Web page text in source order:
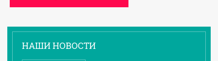
НАШИ НОВОСТИ